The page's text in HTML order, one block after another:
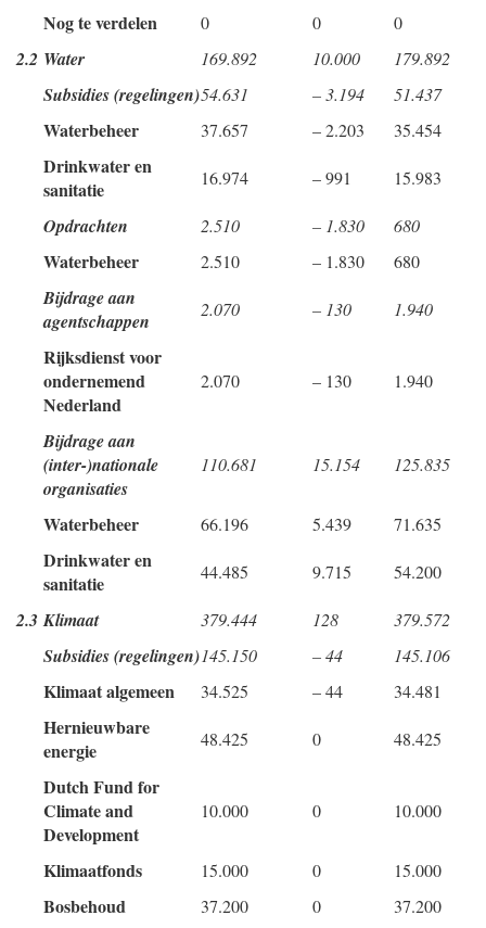
Nog te verdelen 0 0 0
2.2 Water 169.892 10.000 179.892
Subsidies (regelingen)54.631 – 3.194 51.437
Waterbeheer 37.657 – 2.203 35.454
Drinkwater en
sanitatie
16.974 – 991 15.983
Opdrachten 2.510 – 1.830 680
Waterbeheer 2.510 – 1.830 680
Bijdrage aan
agentschappen
2.070 – 130 1.940
Rijksdienst voor
ondernemend
Nederland
2.070 – 130 1.940
Bijdrage aan
(inter-)nationale
organisaties
110.681 15.154 125.835
Waterbeheer 66.196 5.439 71.635
Drinkwater en
sanitatie
44.485 9.715 54.200
2.3 Klimaat 379.444 128 379.572
Subsidies (regelingen)145.150 – 44 145.106
Klimaat algemeen 34.525 – 44 34.481
Hernieuwbare
energie
48.425 0 48.425
Dutch Fund for
Climate and
Development
10.000 0 10.000
Klimaatfonds 15.000 0 15.000
Bosbehoud 37.200 0 37.200